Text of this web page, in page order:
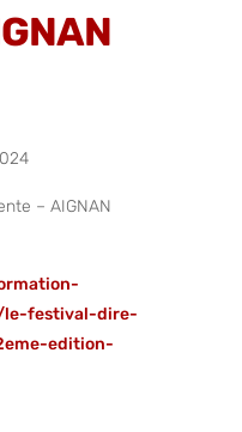
– AIGNAN
le-festival-dire-
edition-